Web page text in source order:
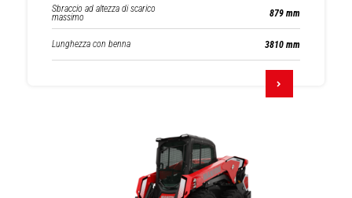
Sbraccio ad altezza di scarico
massimo 879 mm
Lunghezza con benna 3810 mm